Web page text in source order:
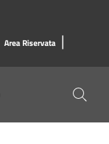
Area Riservata |